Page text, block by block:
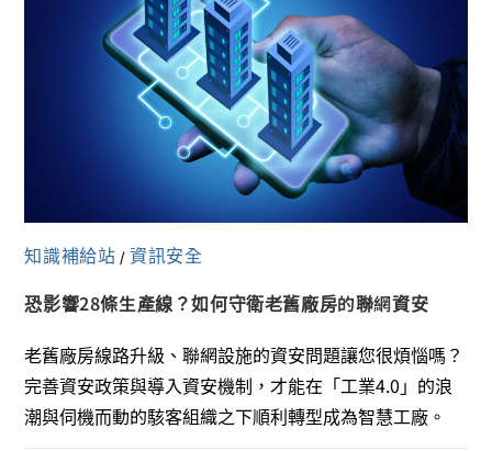
知識補給站 /資訊安全
恐影響28條生產線？如何守衛老舊廠房的聯網資安
老舊廠房線路升級、聯網設施的資安問題讓您很煩惱嗎？
完善資安政策與導入資安機制，才能在「工業4.0」的浪
潮與伺機而動的駭客組織之下順利轉型成為智慧工廠。